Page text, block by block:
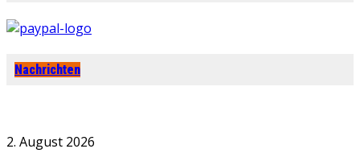
Nachrichten
2. August 2026